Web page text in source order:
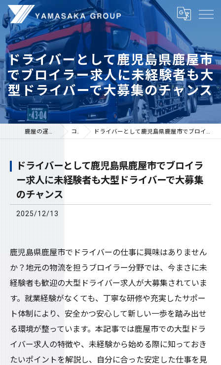
ドライバーとして鹿児島県鹿屋市
でブロイラー求人に未経験者も大
型ドライバーで大募集のチャンス
鹿屋の運送は株式会社山坂 コラム ドライバーとして鹿児島県鹿屋市でブロイラー求人に未経験者も大型ドライバーで大募集のチャンス
ドライバーとして鹿児島県鹿屋市でブロイラ
ー求人に未経験者も大型ドライバーで大募集
のチャンス
2025/12/13
鹿児島県鹿屋市でドライバーの仕事に興味はありません
か？地元の物流を担うブロイラー分野では、今まさに未
経験者も歓迎の大型ドライバー求人が大募集されていま
す。就業経験がなくても、丁寧な研修や充実したサポー
ト体制により、安全かつ安心して新しい一歩を踏み出せ
る環境が整っています。本記事では鹿屋市での大型ドラ
イバー求人の特徴や、未経験から始める際に知っておき
たいポイントを解説し、自分に合った安定した仕事を見